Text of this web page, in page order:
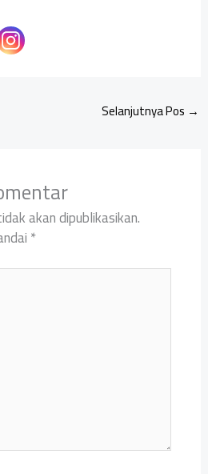
Selanjutnya Pos →
akan dipublikasikan.
*